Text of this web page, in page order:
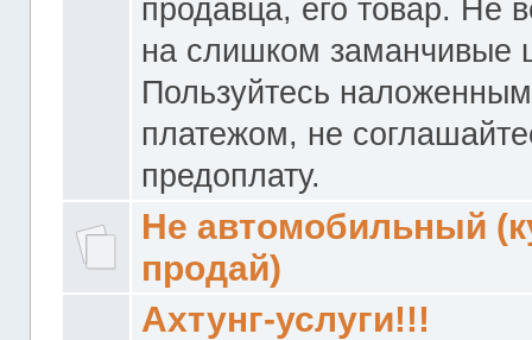
продавца, его товар. Не
на слишком заманчивые
Пользуйтесь наложенным
платежом, не
предоплату.
Не автомобильный
продай)
Ахтунг-услуги!!!